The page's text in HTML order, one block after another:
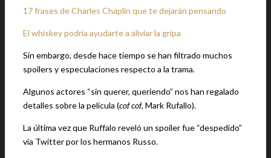
17 frases de Charles Chaplin que te dejarán pensando
El whiskey podría ayudarte a aliviar la gripa
Sin embargo, desde hace tiempo se han filtrado muchos
spoilers y especulaciones respecto a la trama.
Algunos actores “sin querer, queriendo” nos han regalado
detalles sobre la película (cof cof, Mark Rufallo).
La última vez que Ruffalo reveló un spoiler fue “despedido”
vía Twitter por los hermanos Russo.